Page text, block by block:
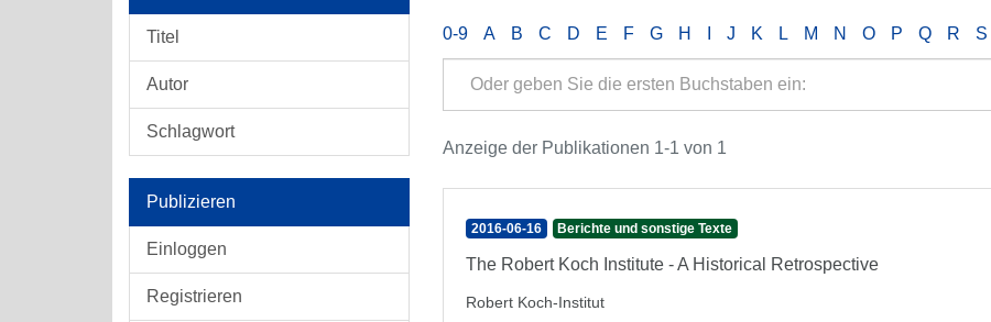
Titel
Autor
Schlagwort
Publizieren
Einloggen
Registrieren
0-9 A B C D E F G H J K L M N O P Q R S
Anzeige der Publikationen 1-1 von 1
2016-06-16 Berichte und sonstige Texte
The Robert Koch Institute - A Historical Retrospective
Robert Koch-Institut